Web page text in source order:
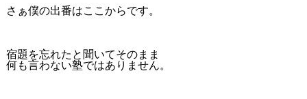
さぁ僕の出番はここからです。
宿題を忘れたと聞いてそのまま
何も言わない塾ではありません。